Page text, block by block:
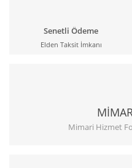
Senetli Ödeme
Elden Taksit İmkanı
Mimari Hizmet